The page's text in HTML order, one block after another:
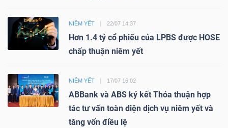
NIÊM YẾT 22/07 14:37
Hơn 1.4 tỷ cổ phiếu của LPBS được HOSE
chấp thuận niêm yết
NIÊM YẾT 17/07 16:02
ABBank và ABS ký kết Thỏa thuận hợp
tác tư vấn toàn diện dịch vụ niêm yết và
tăng vốn điều lệ